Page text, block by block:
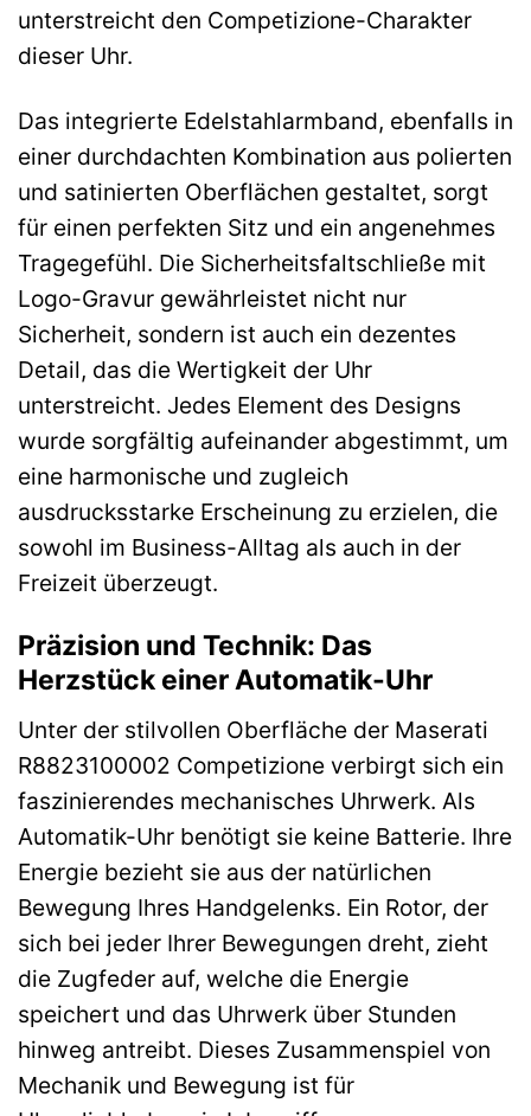
unterstreicht den Competizione-Charakter
dieser Uhr.
Das integrierte Edelstahlarmband, ebenfalls in
einer durchdachten Kombination aus polierten
und satinierten Oberflächen gestaltet, sorgt
für einen perfekten Sitz und ein angenehmes
Tragegefühl. Die Sicherheitsfaltschließe mit
Logo-Gravur gewährleistet nicht nur
Sicherheit, sondern ist auch ein dezentes
Detail, das die Wertigkeit der Uhr
unterstreicht. Jedes Element des Designs
wurde sorgfältig aufeinander abgestimmt, um
eine harmonische und zugleich
ausdrucksstarke Erscheinung zu erzielen, die
sowohl im Business-Alltag als auch in der
Freizeit überzeugt.
Präzision und Technik: Das
Herzstück einer Automatik-Uhr
Unter der stilvollen Oberfläche der Maserati
R8823100002 Competizione verbirgt sich ein
faszinierendes mechanisches Uhrwerk. Als
Automatik-Uhr benötigt sie keine Batterie. Ihre
Energie bezieht sie aus der natürlichen
Bewegung Ihres Handgelenks. Ein Rotor, der
sich bei jeder Ihrer Bewegungen dreht, zieht
die Zugfeder auf, welche die Energie
speichert und das Uhrwerk über Stunden
hinweg antreibt. Dieses Zusammenspiel von
Mechanik und Bewegung ist für